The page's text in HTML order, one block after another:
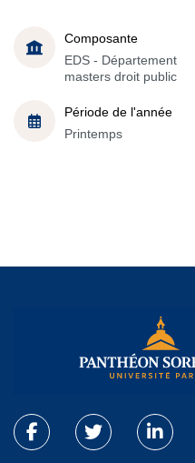
Composante
EDS - Département
masters droit public
Période de l'année
Printemps